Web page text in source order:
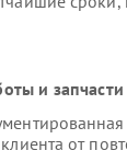
и запчасти
от